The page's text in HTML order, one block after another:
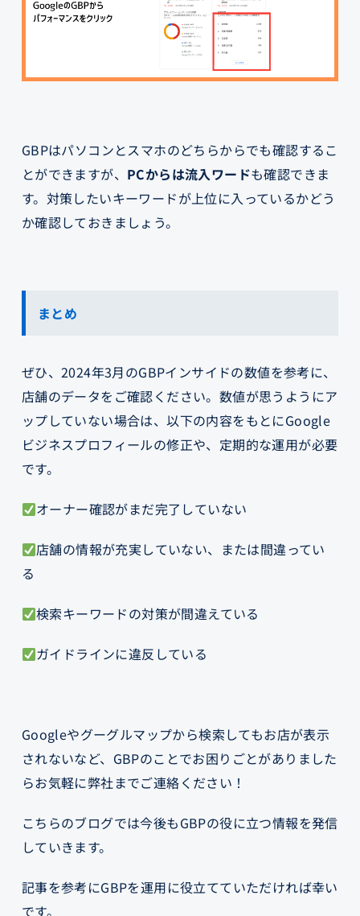
GBPはパソコンとスマホのどちらからでも確認するこ
とができますが、 PCからは流入ワードも確認できま
す。対策したいキーワードが上位に入っているかどう
か確認しておきましょう。
まとめ
ぜひ、2024年3月のGBPインサイドの数値を参考に、
店舗のデータをご確認ください。数値が思うようにア
ップしていない場合は、以下の内容をもとにGoogle
ビジネスプロフィールの修正や、定期的な運用が必要
です。
オーナー確認がまだ完了していない
店舗の情報が充実していない、または間違ってい
る
検索キーワードの対策が間違えている
ガイドラインに違反している
Googleやグーグルマップから検索してもお店が表示
されないなど、GBPのことでお困りごとがありました
らお気軽に弊社までご連絡ください！
こちらのブログでは今後もGBPの役に立つ情報を発信
していきます。
記事を参考にGBPを運用に役立てていただければ幸い
です。